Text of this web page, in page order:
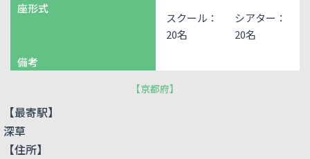
座形式
スクール：
20名
シアター：
20名
備考
【京都府】
【最寄駅】
深草
【住所】